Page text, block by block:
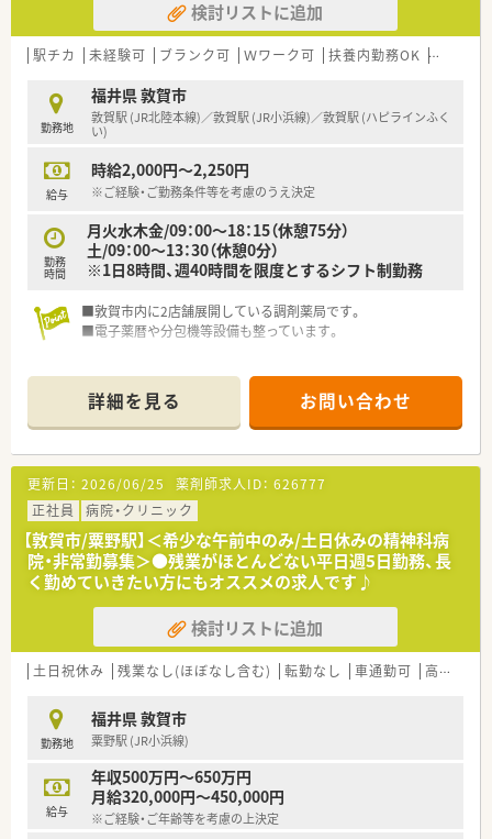
【職場環境と雰囲気】
■幅広い年代のスタッフが在籍しており、互いに協力し合いなが
■薬剤師と事務員がしっかりと連携を取り合っており、業務の負
担を軽減できるサポート体制が構築されています。
■充実した設備環境の中で業務を進めることができ、患者様への
検討リストに追加
駅チカ 未経験可 ブランク可 Ｗワーク可 扶養内勤務OK 大手チ
勤務地
福井県 敦賀市
敦賀駅 (JR北陸本線)／敦賀駅 (JR小浜線)／敦賀駅 (ハピラインふく
い)
給与
時給2,000円～2,250円
※ご経験・ご勤務条件等を考慮のうえ決定
勤務
時間
月火水木金/09：00～18：15（休憩75分）
土/09：00～13：30（休憩0分）
※1日8時間、週40時間を限度とするシフト制勤務
■敦賀市内に2店舗展開している調剤薬局です。
■電子薬暦や分包機等設備も整っています。
詳細を見る お問い合わせ
更新日： 2026/06/25 薬剤師求人ID： 626777
正社員
病院・クリニック
【敦賀市/粟野駅】＜希少な午前中のみ/土日休みの精神科病
院・非常勤募集＞●残業がほとんどない平日週5日勤務、長
く勤めていきたい方にもオススメの求人です♪
検討リストに追加
土日祝休み 残業なし(ほぼなし含む) 転勤なし 車通勤可 高給与(600万円以上)
勤務地
福井県 敦賀市
粟野駅 (JR小浜線)
給与
年収500万円～650万円
月給320,000円～450,000円
※ご経験・ご年齢等を考慮の上決定